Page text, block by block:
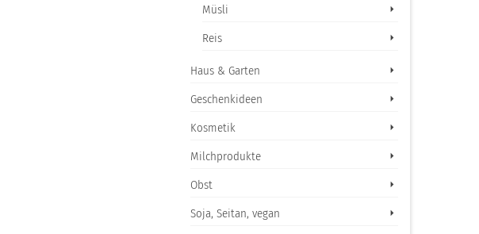
Müsli
Reis
Haus & Garten
Geschenkideen
Kosmetik
Milchprodukte
Obst
Soja, Seitan, vegan